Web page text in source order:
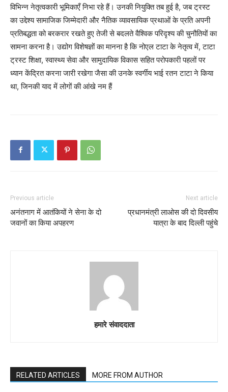
विभिन्न नेतृत्वकारी भूमिकाएँ निभा रहे हैं। उनकी नियुक्ति तब हुई है, जब ट्रस्ट
का उद्देश्य सामाजिक जिम्मेदारी और नैतिक व्यावसायिक प्रथाओं के प्रति अपनी
प्रतिबद्धता को बरकरार रखते हुए तेजी से बदलते वैश्विक परिदृश्य की चुनौतियों का
सामना करना है। उद्योग विशेषज्ञों का मानना है कि नोएल टाटा के नेतृत्व में, टाटा
ट्रस्ट शिक्षा, स्वास्थ्य सेवा और सामुदायिक विकास सहित परोपकारी पहलों पर
ध्यान केंद्रित करना जारी रखेगा जैसा की उनके स्वर्गीय भाई रतन टाटा ने किया
था, जिनकी याद में लोगों की आंखे नम हैं
Previous article
अनंतनाग में आतंकियों ने सेना के दो
जवानों का किया अपहरण
Next article
प्रधानमंत्री लाओस की दो दिवसीय
यात्रा के बाद दिल्ली पहुंचे
हमारे संवाददाता
RELATED ARTICLES MORE FROM AUTHOR